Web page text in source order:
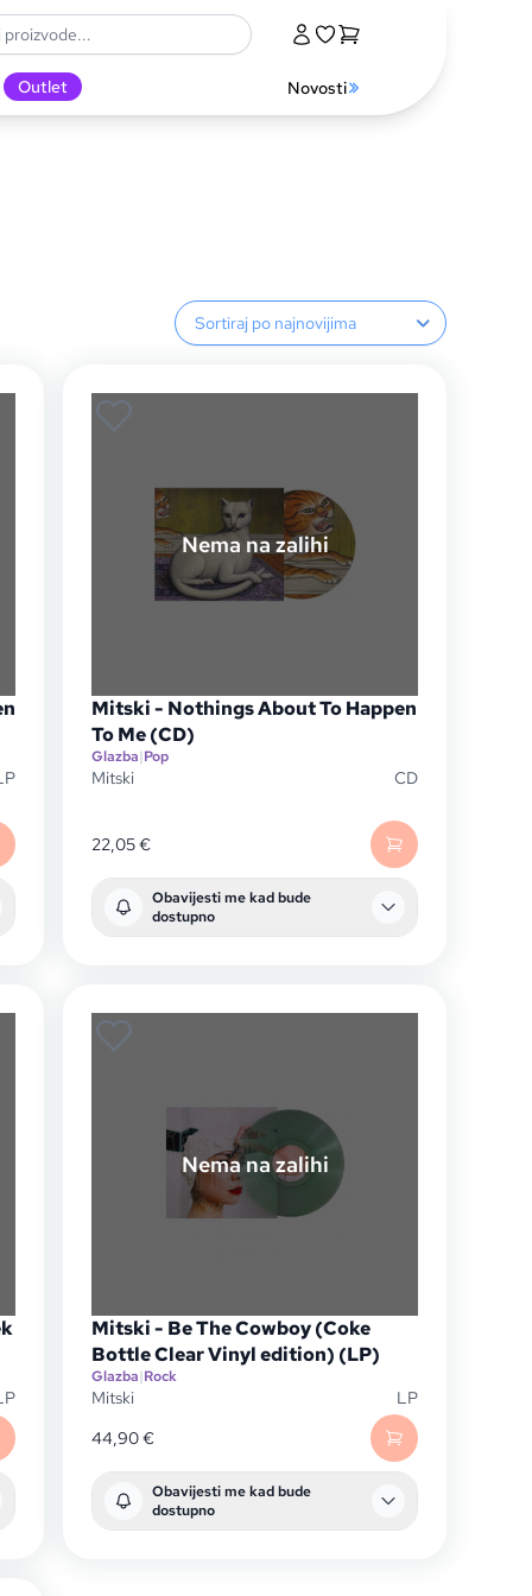
Outlet Novosti
Sortiranje proizvoda
Nema na zalihi
Mitski - Nothings About To Happen
To Me (CD)
Glazba|Pop
Mitski CD
22,05€
Obavijesti me kad bude
dostupno
Nema na zalihi
Mitski - Be The Cowboy (Coke
Bottle Clear Vinyl edition) (LP)
Glazba|Rock
Mitski
LP
44,90€
Obavijesti me kad bude
dostupno